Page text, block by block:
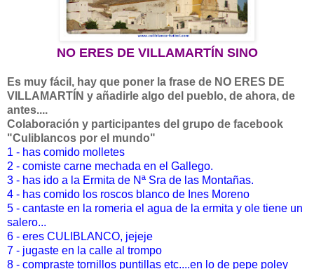
NO ERES DE VILLAMARTÍN SINO
Es muy fácil, hay que poner la frase de NO ERES DE
VILLAMARTÍN y añadirle algo del pueblo, de ahora, de
antes....
Colaboración y participantes del grupo de facebook
"Culiblancos por el mundo"
1 - has comido molletes
2 - comiste carne mechada en el Gallego.
3 - has ido a la Ermita de Nª Sra de las Montañas.
4 - has comido los roscos blanco de Ines Moreno
5 - cantaste en la romeria el agua de la ermita y ole tiene un
salero...
6 - eres CULIBLANCO, jejeje
7 - jugaste en la calle al trompo
8 - compraste tornillos puntillas etc....en lo de pepe poley